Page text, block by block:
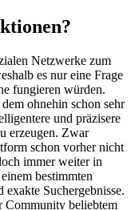
Netzwerke zum
es nur eine Frage
fungieren würden.
ohnehin schon sehr
und präzisere
erzeugen. Zwar
schon vorher nicht
immer weiter in
bestimmten
Suchergebnisse.
Community beliebtem